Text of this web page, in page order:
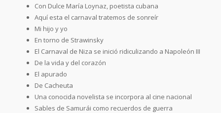
Con Dulce María Loynaz, poetista cubana
Aquí esta el carnaval tratemos de sonreír
Mi hijo y yo
En torno de Strawinsky
El Carnaval de Niza se inició ridiculizando a Napoleón III
De la vida y del corazón
El apurado
De Cacheuta
Una conocida novelista se incorpora al cine nacional
Sables de Samurái como recuerdos de guerra